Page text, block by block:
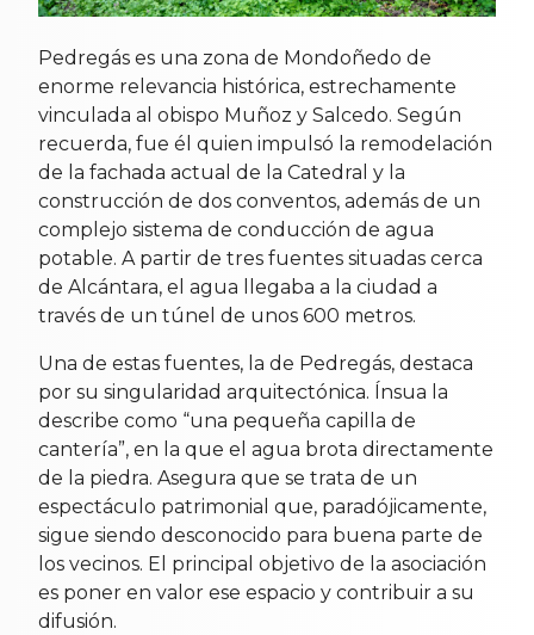
Pedregás es una zona de Mondoñedo de
enorme relevancia histórica, estrechamente
vinculada al obispo Muñoz y Salcedo. Según
recuerda, fue él quien impulsó la remodelación
de la fachada actual de la Catedral y la
construcción de dos conventos, además de un
complejo sistema de conducción de agua
potable. A partir de tres fuentes situadas cerca
de Alcántara, el agua llegaba a la ciudad a
través de un túnel de unos 600 metros.
Una de estas fuentes, la de Pedregás, destaca
por su singularidad arquitectónica. Ínsua la
describe como “una pequeña capilla de
cantería”, en la que el agua brota directamente
de la piedra. Asegura que se trata de un
espectáculo patrimonial que, paradójicamente,
sigue siendo desconocido para buena parte de
los vecinos. El principal objetivo de la asociación
es poner en valor ese espacio y contribuir a su
difusión.